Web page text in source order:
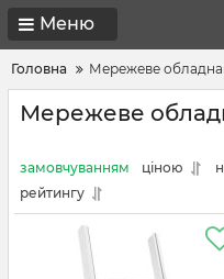
Меню
Головна Мережеве
Мережеве
замовчуванням ціною
рейтингу